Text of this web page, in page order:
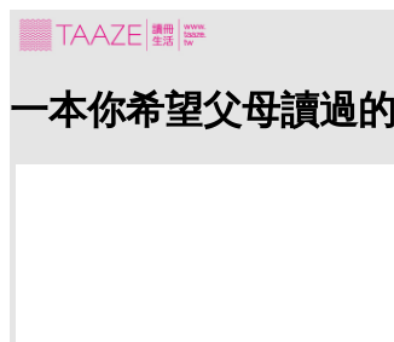
一本你希望父母讀過